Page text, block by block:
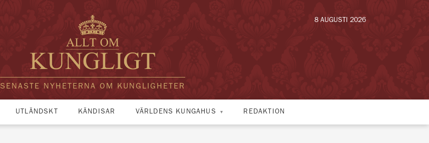
SENASTE NYHETERNA OM KUNGLIGHETER
8 AUGUSTI 2026
UTLÄNDSKT KÄNDISAR VÄRLDENS KUNGAHUS REDAKTION